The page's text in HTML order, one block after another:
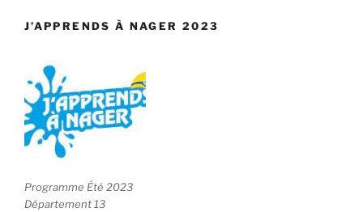
J’APPRENDS À NAGER 2023
Programme Été 2023
Département 13